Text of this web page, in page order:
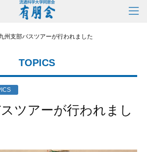
州支部バスツアーが行われました
TOPICS